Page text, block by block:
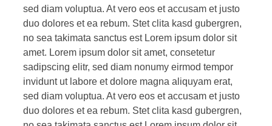
sed diam voluptua. At vero eos et accusam et justo
duo dolores et ea rebum. Stet clita kasd gubergren,
no sea takimata sanctus est Lorem ipsum dolor sit
amet. Lorem ipsum dolor sit amet, consetetur
sadipscing elitr, sed diam nonumy eirmod tempor
invidunt ut labore et dolore magna aliquyam erat,
sed diam voluptua. At vero eos et accusam et justo
duo dolores et ea rebum. Stet clita kasd gubergren,